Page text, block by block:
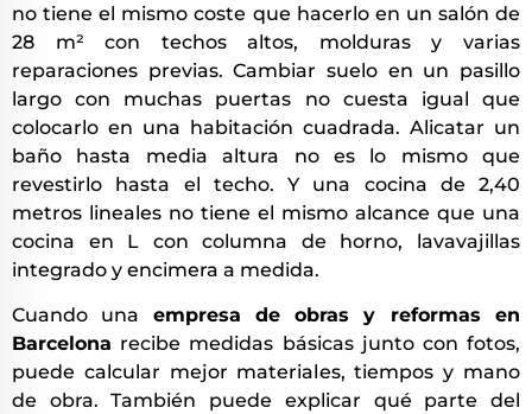
no tiene el mismo coste que hacerlo en un salón de
28 m² con techos altos, molduras y varias
reparaciones previas. Cambiar suelo en un pasillo
largo con muchas puertas no cuesta igual que
colocarlo en una habitación cuadrada. Alicatar un
baño hasta media altura no es lo mismo que
revestirlo hasta el techo. Y una cocina de 2,40
metros lineales no tiene el mismo alcance que una
cocina en L con columna de horno, lavavajillas
integrado y encimera a medida.
Cuando una empresa de obras y reformas en
Barcelona recibe medidas básicas junto con fotos,
puede calcular mejor materiales, tiempos y mano
de obra. También puede explicar qué parte del